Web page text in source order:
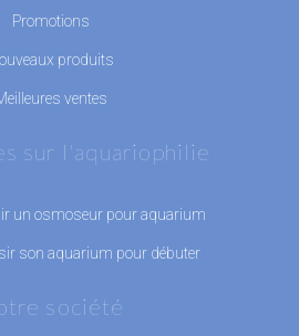
Promotions
produits
ventes
sur l'aquariophilie
un osmoseur pour aquarium
son aquarium pour débuter
société